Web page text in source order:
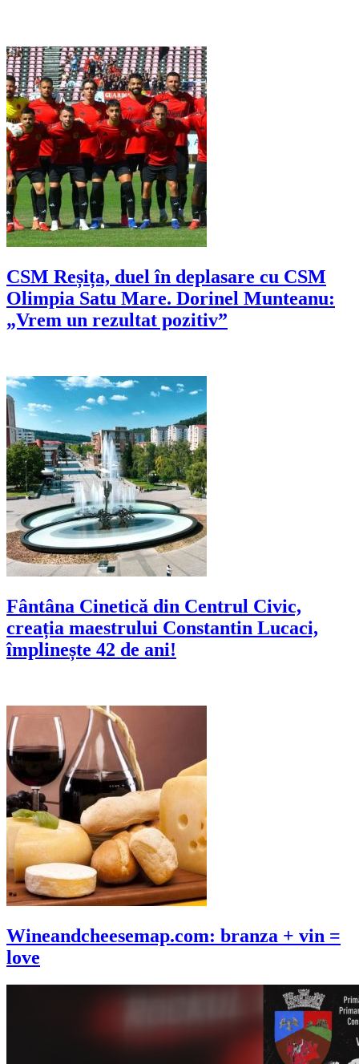
CSM Reșița, duel în deplasare cu CSM
Olimpia Satu Mare. Dorinel Munteanu:
„Vrem un rezultat pozitiv”
Fântâna Cinetică din Centrul Civic,
creația maestrului Constantin Lucaci,
împlinește 42 de ani!
Wineandcheesemap.com: branza + vin =
love